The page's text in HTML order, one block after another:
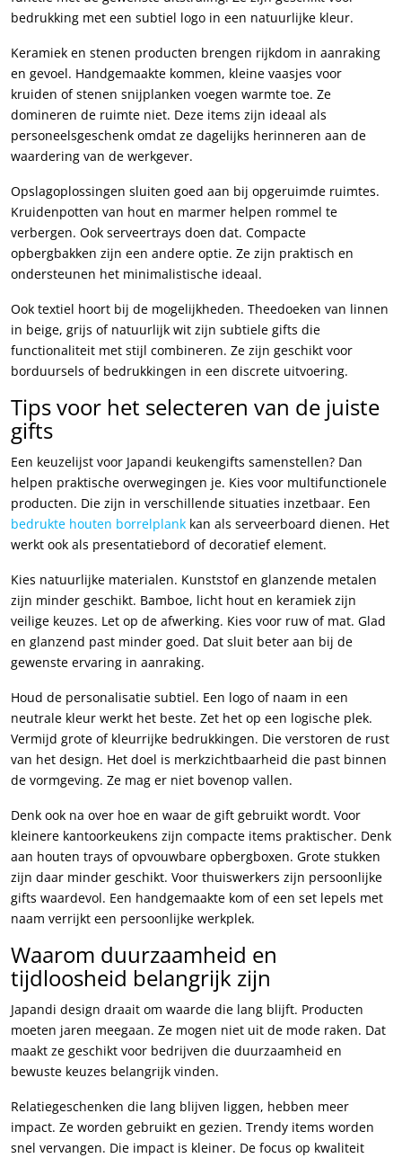
bedrukking met een subtiel logo in een natuurlijke kleur.
Keramiek en stenen producten brengen rijkdom in aanraking
en gevoel. Handgemaakte kommen, kleine vaasjes voor
kruiden of stenen snijplanken voegen warmte toe. Ze
domineren de ruimte niet. Deze items zijn ideaal als
personeelsgeschenk omdat ze dagelijks herinneren aan de
waardering van de werkgever.
Opslagoplossingen sluiten goed aan bij opgeruimde ruimtes.
Kruidenpotten van hout en marmer helpen rommel te
verbergen. Ook serveertrays doen dat. Compacte
opbergbakken zijn een andere optie. Ze zijn praktisch en
ondersteunen het minimalistische ideaal.
Ook textiel hoort bij de mogelijkheden. Theedoeken van linnen
in beige, grijs of natuurlijk wit zijn subtiele gifts die
functionaliteit met stijl combineren. Ze zijn geschikt voor
borduursels of bedrukkingen in een discrete uitvoering.
Tips voor het selecteren van de juiste
gifts
Een keuzelijst voor Japandi keukengifts samenstellen? Dan
helpen praktische overwegingen je. Kies voor multifunctionele
producten. Die zijn in verschillende situaties inzetbaar. Een
bedrukte houten borrelplank kan als serveerboard dienen. Het
werkt ook als presentatiebord of decoratief element.
Kies natuurlijke materialen. Kunststof en glanzende metalen
zijn minder geschikt. Bamboe, licht hout en keramiek zijn
veilige keuzes. Let op de afwerking. Kies voor ruw of mat. Glad
en glanzend past minder goed. Dat sluit beter aan bij de
gewenste ervaring in aanraking.
Houd de personalisatie subtiel. Een logo of naam in een
neutrale kleur werkt het beste. Zet het op een logische plek.
Vermijd grote of kleurrijke bedrukkingen. Die verstoren de rust
van het design. Het doel is merkzichtbaarheid die past binnen
de vormgeving. Ze mag er niet bovenop vallen.
Denk ook na over hoe en waar de gift gebruikt wordt. Voor
kleinere kantoorkeukens zijn compacte items praktischer. Denk
aan houten trays of opvouwbare opbergboxen. Grote stukken
zijn daar minder geschikt. Voor thuiswerkers zijn persoonlijke
gifts waardevol. Een handgemaakte kom of een set lepels met
naam verrijkt een persoonlijke werkplek.
Waarom duurzaamheid en
tijdloosheid belangrijk zijn
Japandi design draait om waarde die lang blijft. Producten
moeten jaren meegaan. Ze mogen niet uit de mode raken. Dat
maakt ze geschikt voor bedrijven die duurzaamheid en
bewuste keuzes belangrijk vinden.
Relatiegeschenken die lang blijven liggen, hebben meer
impact. Ze worden gebruikt en gezien. Trendy items worden
snel vervangen. Die impact is kleiner. De focus op kwaliteit